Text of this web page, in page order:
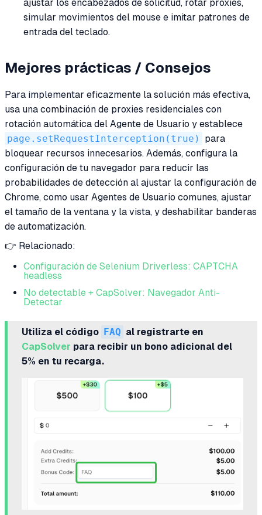
ajustar los encabezados de solicitud, rotar proxies,
simular movimientos del mouse e imitar patrones de
entrada del teclado.
Mejores prácticas / Consejos
Para implementar eficazmente la solución más efectiva,
usa una combinación de proxies residenciales con
rotación automática del Agente de Usuario y establece
page.setRequestInterception(true)
para
bloquear recursos innecesarios. Además, configura la
configuración de tu navegador para reducir las
probabilidades de detección al ajustar la configuración de
Chrome, como usar Agentes de Usuario comunes, ajustar
el tamaño de la ventana y la vista, y deshabilitar banderas
de automatización.
👉 Relacionado:
Configuración de Selenium Driverless: CAPTCHA
headless
No detectable + CapSolver: Navegador Anti-
Detectar
Utiliza el código FAQ al registrarte en
CapSolver para recibir un bono adicional del
5% en tu recarga.